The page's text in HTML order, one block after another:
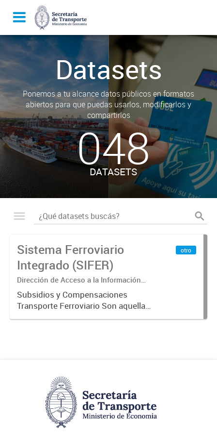
Datasets
Ponemos a tu alcance datos públicos en formatos
abiertos para que puedas usarlos, modificarlos y
compartirlos
048
DATASETS
Sistema Ferroviario
Integrado (SIFER)
Dirección de Acceso a la Información
Pública y Transparencia
Subsidios y Compensaciones
Transporte Ferroviario Son aquellas
transferencias realizadas por la
otro